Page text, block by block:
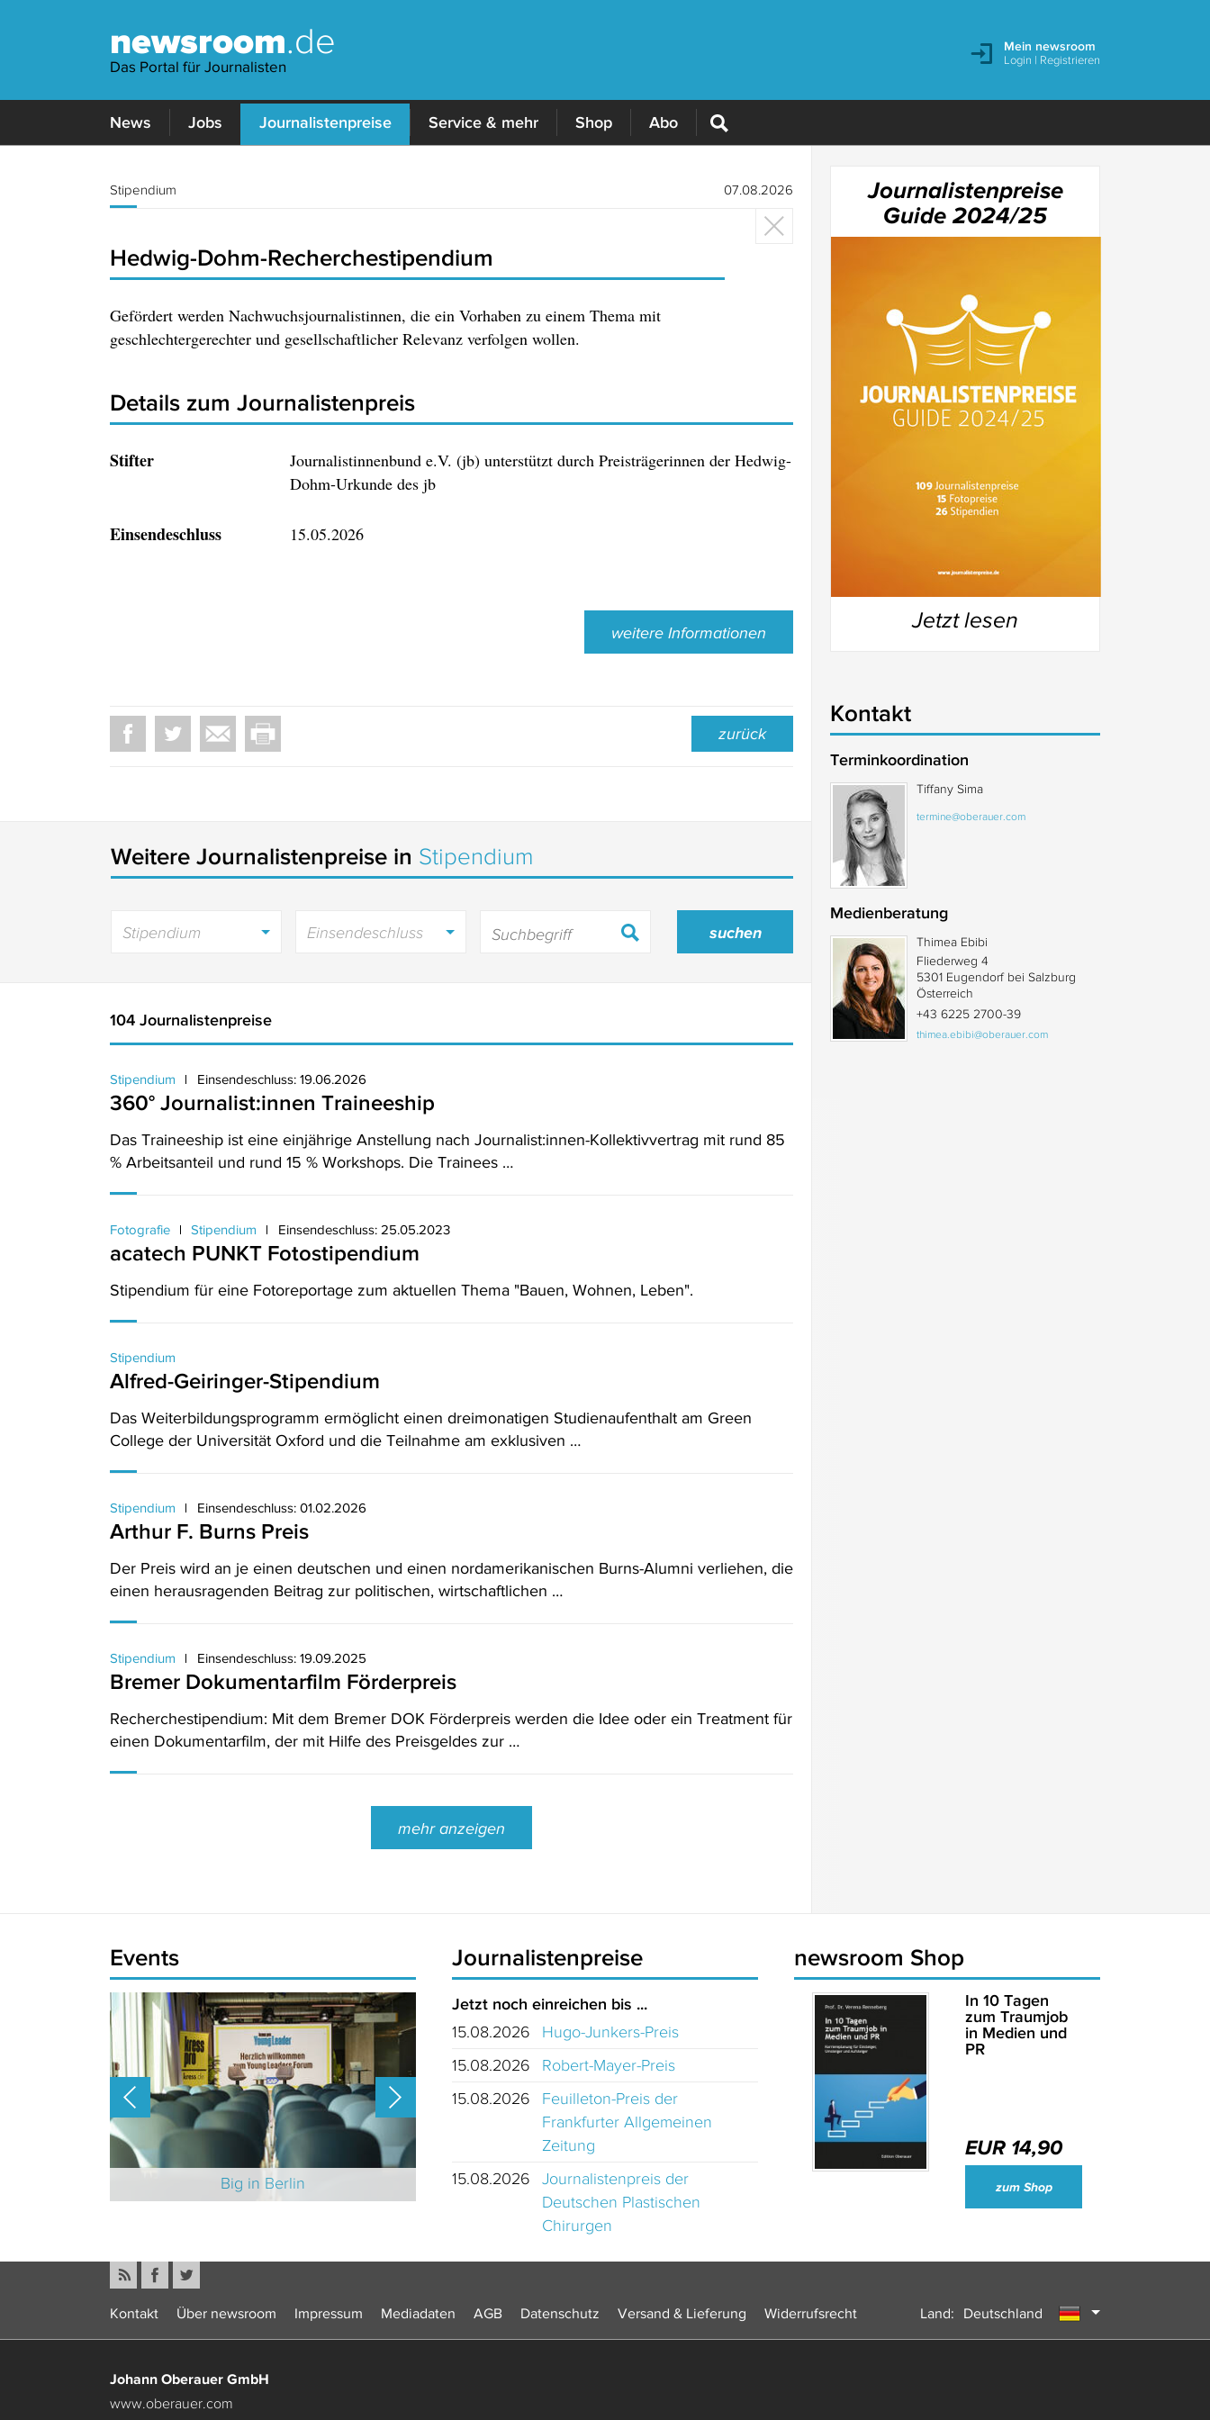
newsroom.de
Das Portal für Journalisten
Mein newsroom
Login | Registrieren
News Jobs Journalistenpreise Service & mehr Shop Abo
Stipendium 07.08.2026
Hedwig-Dohm-Recherchestipendium
Gefördert werden Nachwuchsjournalistinnen, die ein Vorhaben zu einem Thema mit
geschlechtergerechter und gesellschaftlicher Relevanz verfolgen wollen.
Details zum Journalistenpreis
Stifter
Journalistinnenbund e.V. (jb) unterstützt durch Preisträgerinnen der Hedwig-
Dohm-Urkunde des jb
Einsendeschluss 15.05.2026
weitere Informationen
zurück
Weitere Journalistenpreise in Stipendium
Stipendium Einsendeschluss
104 Journalistenpreise
Stipendium Einsendeschluss: 19.06.2026
360° Journalist:innen Traineeship
Das Traineeship ist eine einjährige Anstellung nach Journalist:innen-Kollektivvertrag mit rund 85
% Arbeitsanteil und rund 15 % Workshops. Die Trainees …
Fotografie Stipendium Einsendeschluss: 25.05.2023
acatech PUNKT Fotostipendium
Stipendium für eine Fotoreportage zum aktuellen Thema "Bauen, Wohnen, Leben".
Stipendium
Alfred-Geiringer-Stipendium
Das Weiterbildungsprogramm ermöglicht einen dreimonatigen Studienaufenthalt am Green
College der Universität Oxford und die Teilnahme am exklusiven …
Stipendium Einsendeschluss: 01.02.2026
Arthur F. Burns Preis
Der Preis wird an je einen deutschen und einen nordamerikanischen Burns-Alumni verliehen, die
einen herausragenden Beitrag zur politischen, wirtschaftlichen …
Stipendium Einsendeschluss: 19.09.2025
Bremer Dokumentarfilm Förderpreis
Recherchestipendium: Mit dem Bremer DOK Förderpreis werden die Idee oder ein Treatment für
einen Dokumentarfilm, der mit Hilfe des Preisgeldes zur …
mehr anzeigen
Journalistenpreise
Guide 2024/25
Jetzt lesen
Kontakt
Terminkoordination
Tiffany Sima
termine@oberauer.com
Medienberatung
Thimea Ebibi
Fliederweg 4
5301 Eugendorf bei Salzburg
Österreich
+43 6225 2700-39
thimea.ebibi@oberauer.com
Events
Big in Berlin Wirtschaftsjournalisten und Unternehmenssprecher des Jahres 2024
Journalistenpreise
Jetzt noch einreichen bis ...
15.08.2026
Hugo-Junkers-Preis
15.08.2026
Robert-Mayer-Preis
15.08.2026
Feuilleton-Preis der
Frankfurter Allgemeinen
Zeitung
15.08.2026
Journalistenpreis der
Deutschen Plastischen
Chirurgen
newsroom Shop
In 10 Tagen
zum Traumjob
in Medien und
PR
EUR 14,90
zum Shop
Kontakt Über newsroom Impressum Mediadaten AGB Datenschutz Versand & Lieferung Widerrufsrecht Land:
Deutschland
Johann Oberauer GmbH
www.oberauer.com